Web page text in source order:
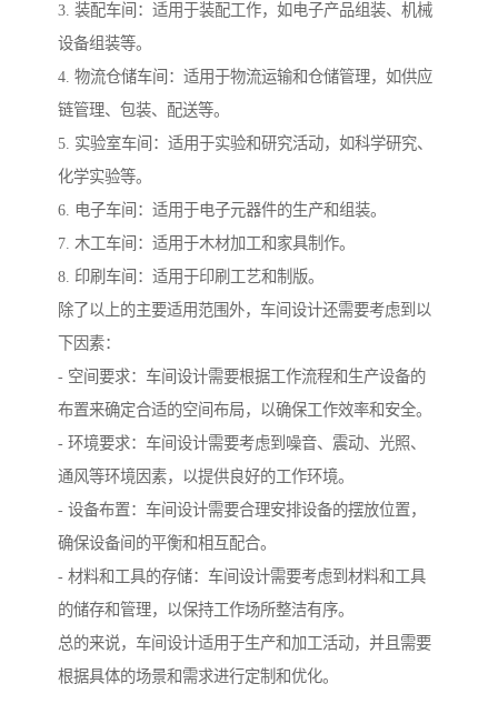
3. 装配车间：适用于装配工作，如电子产品组装、机械
设备组装等。
4. 物流仓储车间：适用于物流运输和仓储管理，如供应
链管理、包装、配送等。
5. 实验室车间：适用于实验和研究活动，如科学研究、
化学实验等。
6. 电子车间：适用于电子元器件的生产和组装。
7. 木工车间：适用于木材加工和家具制作。
8. 印刷车间：适用于印刷工艺和制版。
除了以上的主要适用范围外，车间设计还需要考虑到以
下因素：
- 空间要求：车间设计需要根据工作流程和生产设备的
布置来确定合适的空间布局，以确保工作效率和安全。
- 环境要求：车间设计需要考虑到噪音、震动、光照、
通风等环境因素，以提供良好的工作环境。
- 设备布置：车间设计需要合理安排设备的摆放位置，
确保设备间的平衡和相互配合。
- 材料和工具的存储：车间设计需要考虑到材料和工具
的储存和管理，以保持工作场所整洁有序。
总的来说，车间设计适用于生产和加工活动，并且需要
根据具体的场景和需求进行定制和优化。